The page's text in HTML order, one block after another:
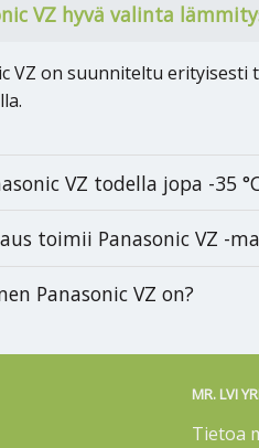
VZ hyvä valinta
VZ on suunniteltu
VZ todella jopa -35
toimii Panasonic VZ -
Panasonic VZ on?
MR. LVI
Tietoa